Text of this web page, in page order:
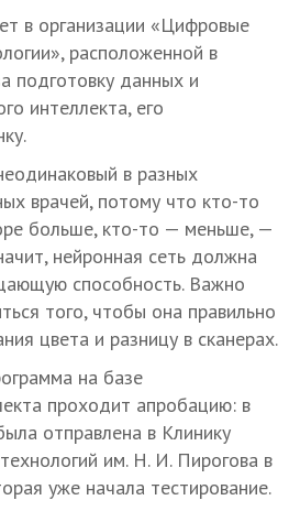
в организации «Цифровые
расположенной в
подготовку данных и
интеллекта, его
в разных
врачей, потому что кто-то
больше, кто-то — меньше, —
нейронная сеть должна
способность. Важно
того, чтобы она правильно
цвета и разницу в сканерах.
на базе
проходит апробацию: в
отправлена в Клинику
им. Н. И. Пирогова в
уже начала тестирование.